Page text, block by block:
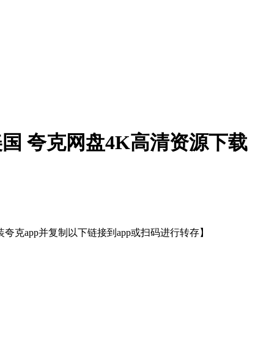
夸克网盘4K高清资源下载
克app并复制以下链接到app或扫码进行转存】